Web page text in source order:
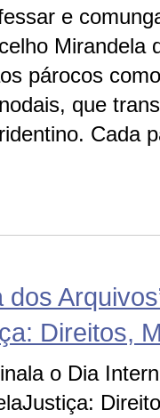
e
Mirandela
párocos
que
Cada
dos
Direitos,
o Dia